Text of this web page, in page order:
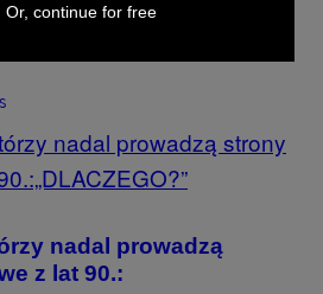
w rodzinie: ludzie,
ze swoimi krewnymi
nadal prowadzą
z lat 90.:
Or, continue for free